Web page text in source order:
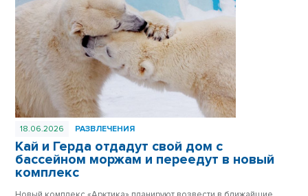
18.06.2026 РАЗВЛЕЧЕНИЯ
Кай и Герда отдадут свой дом с
бассейном моржам и переедут в новый
комплекс